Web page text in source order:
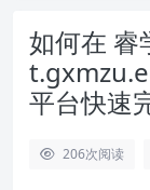
如何在
平台快速
206次阅读